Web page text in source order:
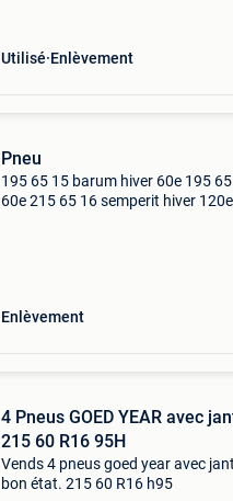
Utilisé Enlèvement
Pneu
195 65 15 barum hiver 60e 195
60e 215 65 16 semperit hiver
Enlèvement
4 Pneus GOED YEAR avec jante aluminium
215 60 R16 95H
Vends 4 pneus goed year avec
bon état. 215 60 R16 h95